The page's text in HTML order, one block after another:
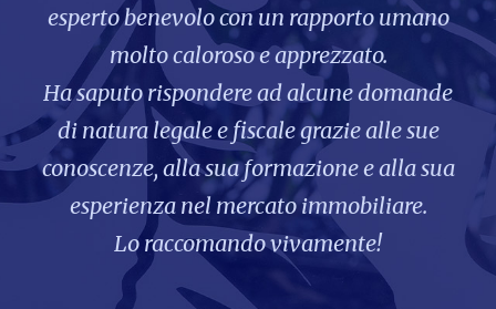
esperto benevolo con un rapporto umano
molto caloroso e apprezzato.
Ha saputo rispondere ad alcune domande
di natura legale e fiscale grazie alle sue
conoscenze, alla sua formazione e alla sua
esperienza nel mercato immobiliare.
Lo raccomando vivamente!